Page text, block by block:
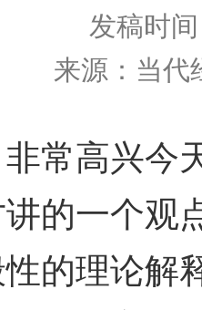
发稿时
来源：当代
高兴今
的一个观
的理论解